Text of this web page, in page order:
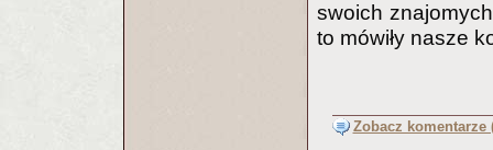
swoich
to mówiły nasze
Zobacz komentarze